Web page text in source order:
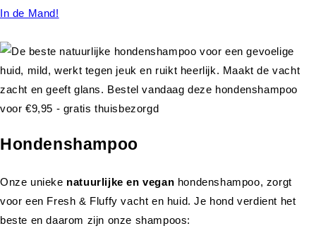
In de Mand!
Hondenshampoo
Onze unieke natuurlijke en vegan hondenshampoo, zorgt
voor een Fresh & Fluffy vacht en huid. Je hond verdient het
beste en daarom zijn onze shampoos: